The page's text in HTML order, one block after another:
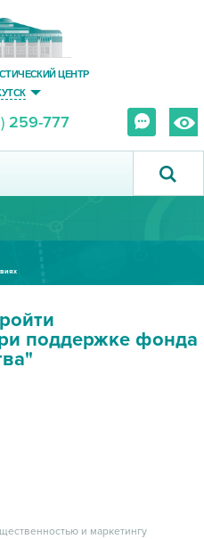
ЦЕНТР
259-777
поддержке фонда
и маркетингу